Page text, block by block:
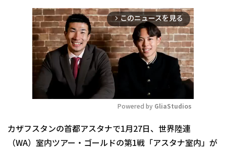
arrow_forward_ios このニュースを見る
Mute
Powered by GliaStudios
カザフスタンの首都アスタナで1月27日、世界陸連
（WA）室内ツアー・ゴールドの第1戦「アスタナ室内」が